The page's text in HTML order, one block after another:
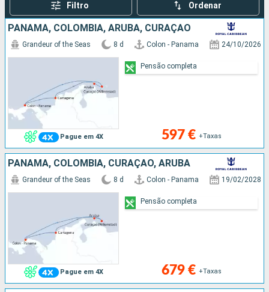
Filtro Ordenar
PANAMA, COLÔMBIA, ARUBA, CURAÇAO
Pague em 4X
Grandeur of the Seas 8 d Colon - Panama 24/10/2026
597 € +Taxas
Pensão completa
PANAMA, COLÔMBIA, CURAÇAO, ARUBA
Pague em 4X
Grandeur of the Seas 8 d Colon - Panama 19/02/2028
679 € +Taxas
Pensão completa